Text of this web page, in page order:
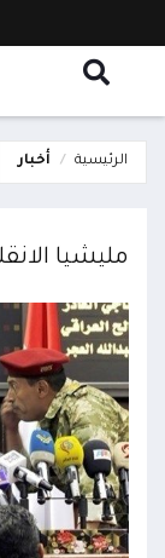
الرئيسية أخبار
مليشيا